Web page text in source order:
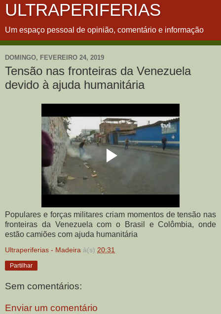
ULTRAPERIFERIAS
Um espaço pessoal de opinião, comentário e informação
DOMINGO, FEVEREIRO 24, 2019
Tensão nas fronteiras da Venezuela
devido à ajuda humanitária
Populares e forças militares criam momentos de tensão nas
fronteiras da Venezuela com o Brasil e Colômbia, onde
estão camiões com ajuda humanitária
Ultraperiferias - Madeira à(s) 20:31
Partilhar
Sem comentários:
Enviar um comentário